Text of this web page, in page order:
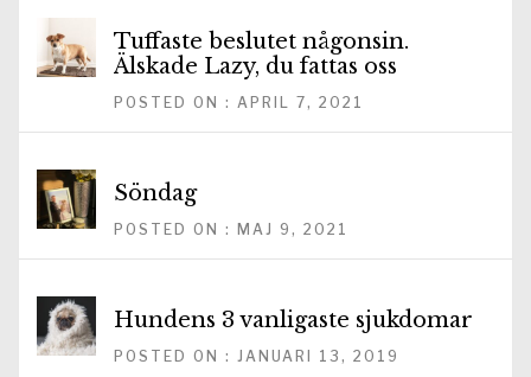
Tuffaste beslutet någonsin.
Älskade Lazy, du fattas oss
POSTED ON : APRIL 7, 2021
Söndag
POSTED ON : MAJ 9, 2021
Hundens 3 vanligaste sjukdomar
POSTED ON : JANUARI 13, 2019